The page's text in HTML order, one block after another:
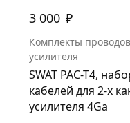
3 000 ₽
Комплекты
усилителя
SWAT PAC-T4,
кабелей для 2-х
усилителя 4Ga